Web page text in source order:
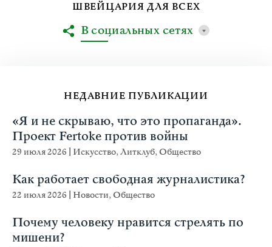
НЕДАВНИЕ ПУБЛИКАЦИИ
«Я и не скрываю, что это пропаганда».
Проект Fertoke против войны
29 июля 2026 Искусство,Литклуб,Общество
Как работает свободная журналистика?
22 июля 2026 Новости,Общество
Почему человеку нравится стрелять по
мишени?
ШВЕЙЦАРИЯ ДЛЯ ВСЕХ
В социальных сетях